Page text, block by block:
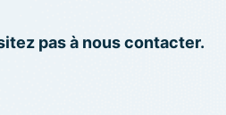
pas à nous contacter.